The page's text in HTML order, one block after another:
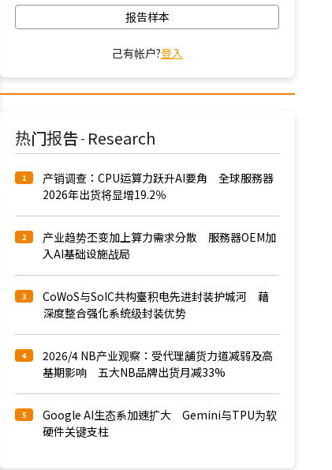
报告样本
己有帐户?登入
热门报告 - Research
1
产销调查：CPU运算力跃升AI要角 全球服務器
2026年出货将显增19.2％
2
产业趋势丕变加上算力需求分散 服務器OEM加
入AI基础设施战局
3
CoWoS与SoIC共构臺积电先进封装护城河 藉
深度整合强化系统级封装优势
4
2026/4 NB产业观察：受代理舖货力道减弱及高
基期影响 五大NB品牌出货月减33%
5
Google AI生态系加速扩大 Gemini与TPU为软
硬件关键支柱